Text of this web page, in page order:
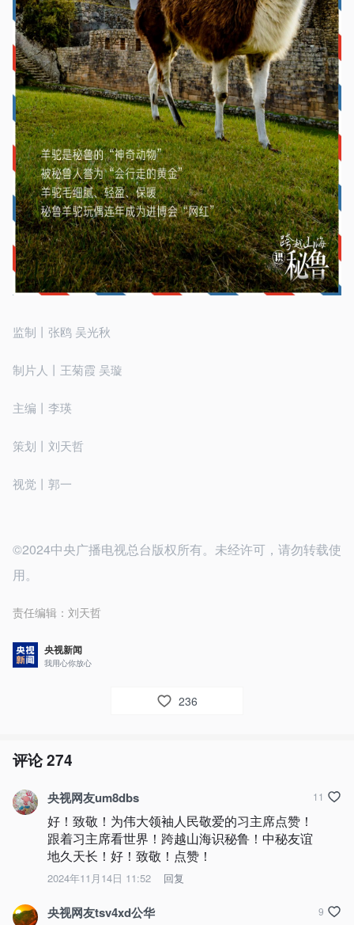
监制丨张鸥 吴光秋
制片人丨王菊霞 吴璇
主编丨李瑛
策划丨刘天哲
视觉丨郭一
©2024中央广播电视总台版权所有。未经许可，请勿转载使
用。
责任编辑： 刘天哲
央视新闻
我用心你放心
236
评论274
央视网友um8dbs
好！致敬！为伟大领袖人民敬爱的习主席点赞！
跟着习主席看世界！跨越山海识秘鲁！中秘友谊
地久天长！好！致敬！点赞！
2024年11月14日 11:52 回复
11
央视网友tsv4xd公华 9